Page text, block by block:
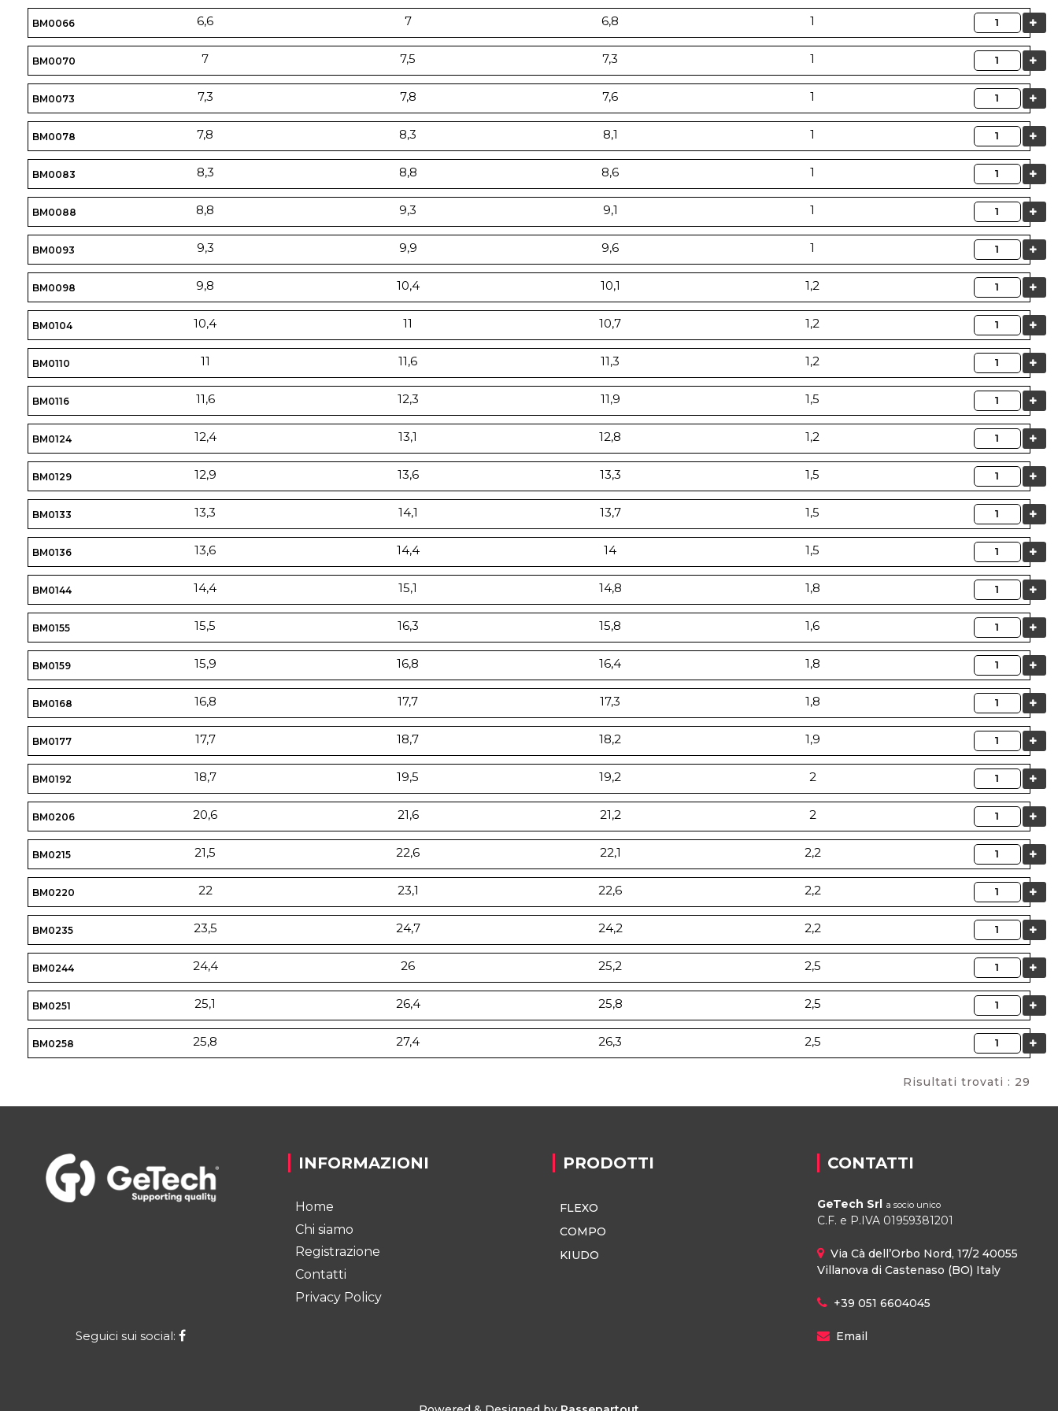
BM0066 6,6 7 6,8 1 Quantità
BM0070 7 7,5 7,3 1 Quantità
BM0073 7,3 7,8 7,6 1 Quantità
BM0078 7,8 8,3 8,1 1 Quantità
BM0083 8,3 8,8 8,6 1 Quantità
BM0088 8,8 9,3 9,1 1 Quantità
BM0093 9,3 9,9 9,6 1 Quantità
BM0098 9,8 10,4 10,1 1,2 Quantità
BM0104 10,4 11 10,7 1,2 Quantità
BM0110 11 11,6 11,3 1,2 Quantità
BM0116 11,6 12,3 11,9 1,5 Quantità
BM0124 12,4 13,1 12,8 1,2 Quantità
BM0129 12,9 13,6 13,3 1,5 Quantità
BM0133 13,3 14,1 13,7 1,5 Quantità
BM0136 13,6 14,4 14 1,5 Quantità
BM0144 14,4 15,1 14,8 1,8 Quantità
BM0155 15,5 16,3 15,8 1,6 Quantità
BM0159 15,9 16,8 16,4 1,8 Quantità
BM0168 16,8 17,7 17,3 1,8 Quantità
BM0177 17,7 18,7 18,2 1,9 Quantità
BM0192 18,7 19,5 19,2 2 Quantità
BM0206 20,6 21,6 21,2 2 Quantità
BM0215 21,5 22,6 22,1 2,2 Quantità
BM0220 22 23,1 22,6 2,2 Quantità
BM0235 23,5 24,7 24,2 2,2 Quantità
BM0244 24,4 26 25,2 2,5 Quantità
BM0251 25,1 26,4 25,8 2,5 Quantità
BM0258 25,8 27,4 26,3 2,5 Quantità
Risultati trovati : 29
Seguici sui social:
INFORMAZIONI
Home
Chi siamo
Registrazione
Contatti
Privacy Policy
PRODOTTI
FLEXO
COMPO
KIUDO
CONTATTI
GeTech Srl a socio unico
C.F. e P.IVA 01959381201
Via Cà dell’Orbo Nord, 17/2 40055
Villanova di Castenaso (BO) Italy
+39 051 6604045
Email